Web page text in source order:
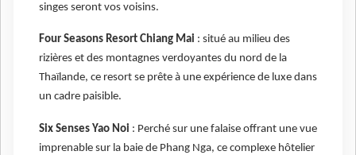
singes seront vos voisins.
Four Seasons Resort Chiang Mai : situé au milieu des
rizières et des montagnes verdoyantes du nord de la
Thaïlande, ce resort se prête à une expérience de luxe dans
un cadre paisible.
Six Senses Yao Noi : Perché sur une falaise offrant une vue
imprenable sur la baie de Phang Nga, ce complexe hôtelier